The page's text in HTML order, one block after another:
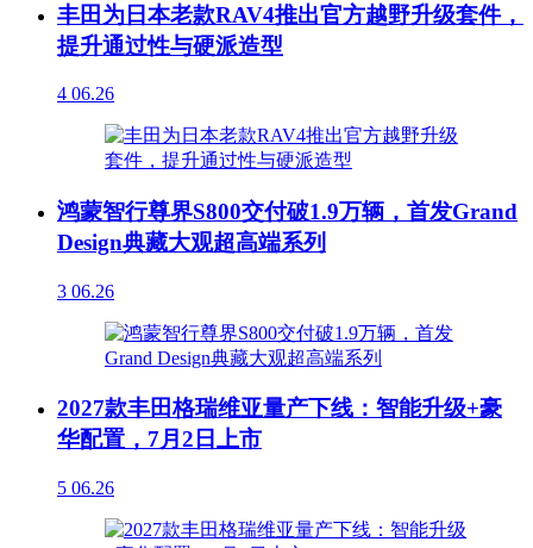
丰田为日本老款RAV4推出官方越野升级套件，
提升通过性与硬派造型
4 06.26
鸿蒙智行尊界S800交付破1.9万辆，首发Grand
Design典藏大观超高端系列
3 06.26
2027款丰田格瑞维亚量产下线：智能升级+豪
华配置，7月2日上市
5 06.26